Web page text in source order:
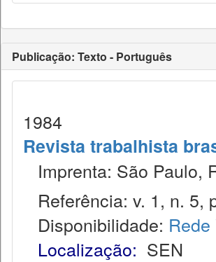
Publicação: Texto - Português
1984
Revista trabalhista
Imprenta: São Paulo,
Referência: v. 1, n. 5,
Disponibilidade:
Localização: SEN